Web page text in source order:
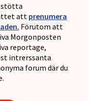
stötta
att prenumera
Förutom att
Morgonposten
reportage,
intrerssanta
forum där du